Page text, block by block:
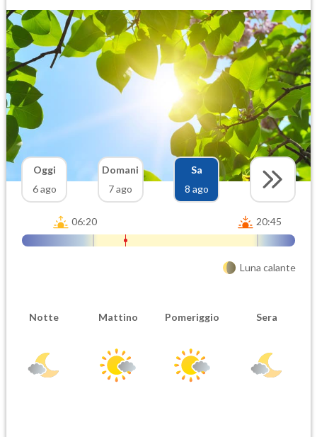
Oggi
6 ago
Domani
7 ago
Sa
8 ago
06:20 20:45
Luna calante
Notte Mattino Pomeriggio Sera